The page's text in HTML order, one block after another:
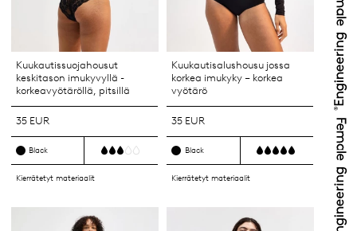
Kuukautissuojahousut
keskitason imukyvyllä -
korkeavyötäröllä, pitsillä
35 EUR
Black
Kierrätetyt materiaalit
Kuukautisalushousu jossa
korkea imukyky – korkea
vyötärö
35 EUR
Black
Kierrätetyt materiaalit